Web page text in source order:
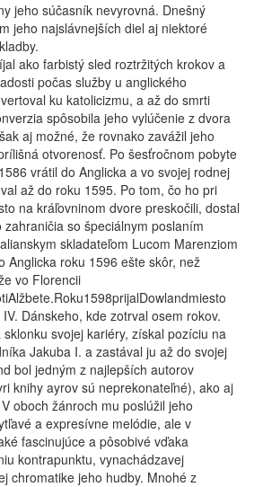
jeho súčasník nevyrovná. Dnešný
jeho najslávnejších diel aj niektoré
ako farbistý sled roztržitých krokov a
počas služby u anglického
ku katolicizmu, a až do smrti
spôsobila jeho vylúčenie z dvora
aj možné, že rovnako zavážil jeho
otvorenosť. Po šesťročnom pobyte
vrátil do Anglicka a vo svojej rodnej
až do roku 1595. Po tom, čo ho pri
na kráľovninom dvore preskočili, dostal
so špeciálnym poslaním
skladateľom Lucom Marenziom
Anglicka roku 1596 ešte skôr, než
vo Florencii
Dánskeho, kde zotrval osem rokov.
svojej kariéry, získal pozíciu na
Jakuba I. a zastával ju až do svojej
bol jedným z najlepších autorov
knihy ayrov sú neprekonateľné), ako aj
oboch žánroch mu poslúžil jeho
a expresívne melódie, ale v
fascinujúce a pôsobivé vďaka
kontrapunktu, vynachádzavej
chromatike jeho hudby. Mnohé z